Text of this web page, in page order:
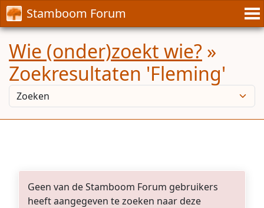
Stamboom Forum
Wie (onder)zoekt wie? »
Zoekresultaten 'Fleming'
Geen van de Stamboom Forum gebruikers
heeft aangegeven te zoeken naar deze